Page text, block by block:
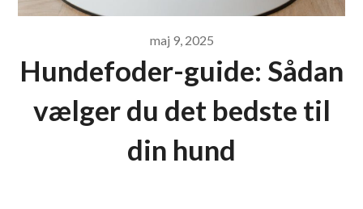
maj 9, 2025
Hundefoder-guide: Sådan
vælger du det bedste til
din hund